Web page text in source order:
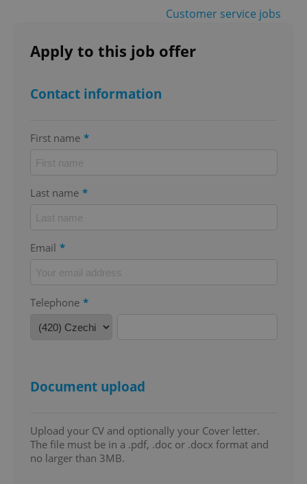
Customer service jobs
Apply to this job offer
Contact information
First name *
Last name *
Email *
Telephone *
Document upload
Upload your CV and optionally your Cover letter.
The file must be in a .pdf, .doc or .docx format and
no larger than 3MB.
.expats.cz
^eps_[0-9]+$
CookieScriptConsent